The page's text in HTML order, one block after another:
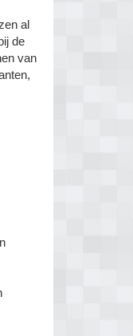
al
de
van